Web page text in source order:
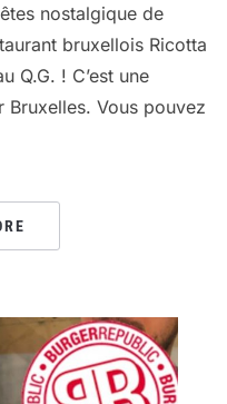
nostalgique de
bruxellois Ricotta
Q.G. ! C’est une
Bruxelles. Vous pouvez